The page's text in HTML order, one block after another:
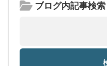
ブログ内記事検索